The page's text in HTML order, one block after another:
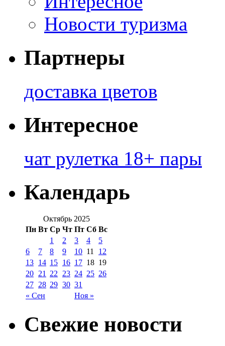
Новости туризма
Партнеры
доставка цветов
Интересное
чат рулетка 18+ пары
Календарь
Октябрь 2025
Пн Вт Ср Чт Пт Сб Вс
« Сен Ноя »
1 2 3 4
5
6
7 8 9 10 11
12
13 14 15 16 17 18 19
20 21 22 23 24 25 26
27 28 29 30 31
Свежие новости